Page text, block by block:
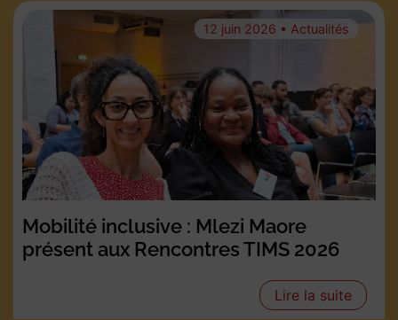
12 juin 2026 • Actualités
Mobilité inclusive : Mlezi Maore
présent aux Rencontres TIMS 2026
Lire la suite